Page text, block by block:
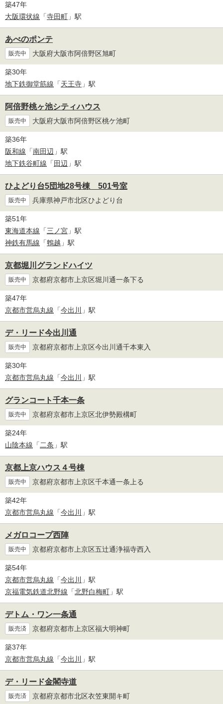
築47年
大阪環状線 「寺田町 」駅
あべのポンテ
販売中 大阪府大阪市阿倍野区旭町
築30年
地下鉄御堂筋線 「天王寺 」駅
阿倍野桃ヶ池シティハウス
販売中 大阪府大阪市阿倍野区桃ケ池町
築36年
阪和線 「南田辺 」駅
地下鉄谷町線 「 田辺 」駅
ひよどり台5団地28号棟 501号室
販売中 兵庫県神戸市北区ひよどり台
築51年
東海道本線 「三ノ宮 」駅
神鉄有馬線 「鵯越 」駅
京都堀川グランドハイツ
販売中 京都府京都市上京区堀川通一条下る
築47年
京都市営烏丸線 「今出川 」駅
デ・リード今出川通
販売中 京都府京都市上京区今出川通千本東入
築30年
京都市営烏丸線 「今出川 」駅
グランコート千本一条
販売中 京都府京都市上京区北伊勢殿構町
築24年
山陰本線 「 二条 」駅
京都上京ハウス４号棟
販売中 京都府京都市上京区千本通一条上る
築42年
京都市営烏丸線 「今出川 」駅
メガロコープ西陣
販売中 京都府京都市上京区五辻通浄福寺西入
築54年
京都市営烏丸線 「今出川
」駅
京福電気鉄道北野線 「北野白梅町 」駅
デトム・ワン一条通
販売済 京都府京都市上京区福大明神町
築37年
京都市営烏丸線 「今出川 」駅
デ・リード金閣寺道
販売済 京都府京都市北区衣笠東開キ町